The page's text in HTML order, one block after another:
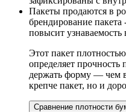
Пакеты продаются в
брендирование
повысит
Этот пакет плотностью
определяет прочность
держать форму — чем
крепче пакет, но и
Сравнение плотности